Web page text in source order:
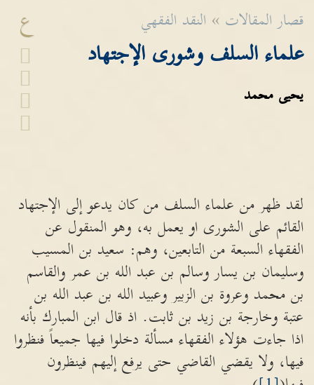
ع قصار المقالات » النقد الفقهي
علماء السلف وشورى الإجتهاد
يحيى محمد
لقد ظهر من علماء السلف من كان يدعو إلى الإجتهاد
القائم على الشورى او يعمل به، وهو المنقول عن
الفقهاء السبعة من التابعين، وهم: سعيد بن المسيب
وسليمان بن يسار وسالم بن عبد الله بن عمر والقاسم
بن محمد وعروة بن الزبير وعبيد الله بن عبد الله بن
عتبة وخارجة بن زيد بن ثابت. اذ قال ابن المبارك بأنه
اذا جاءت هؤلاء الفقهاء مسألة دخلوا فيها جميعاً فنظروا
فيها، ولا يقضي القاضي حتى يرفع إليهم فينظرون